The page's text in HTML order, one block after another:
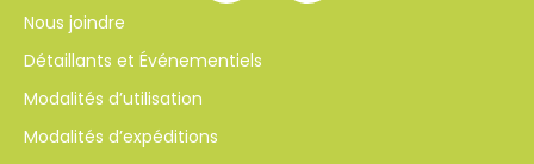
Nous joindre
Détaillants et Événementiels
Modalités d’utilisation
Modalités d’expéditions